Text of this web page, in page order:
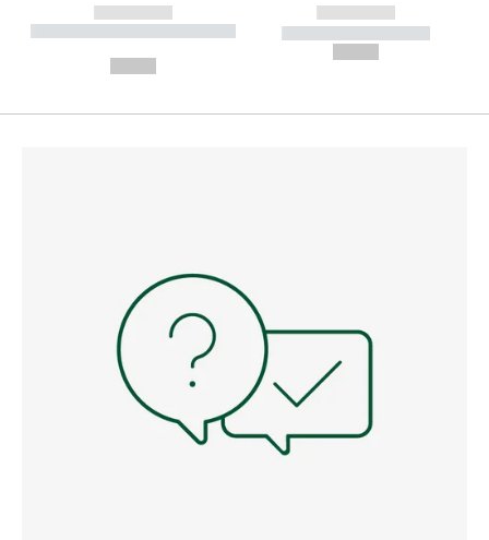
------------
----------- ----------- --------
------------
----------- -----------